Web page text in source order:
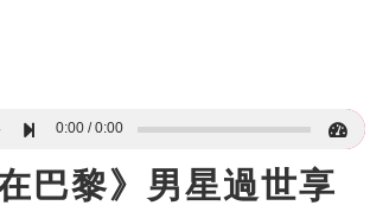
0:00 0:00
巴黎》男星過世享